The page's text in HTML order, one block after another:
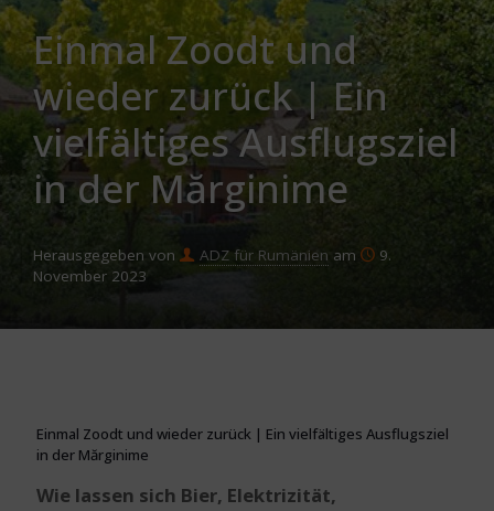
Einmal Zoodt und
wieder zurück | Ein
vielfältiges Ausflugsziel
in der Mărginime
Herausgegeben von ADZ für Rumänien am
9.
November 2023
Einmal Zoodt und wieder zurück | Ein vielfältiges Ausflugsziel
in der Mărginime
Wie lassen sich Bier, Elektrizität,